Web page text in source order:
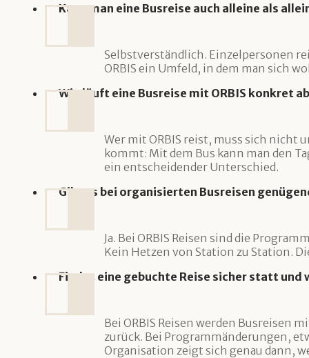
Kann man eine Busreise auch alleine als
Selbstverständlich. Einzelpersonen
ORBIS ein Umfeld, in dem man sich
Wie läuft eine Busreise mit ORBIS konkret
Wer mit ORBIS reist, muss sich nicht
kommt: Mit dem Bus kann man den
ein entscheidender Unterschied.
Gibt es bei organisierten Busreisen
Ja. Bei ORBIS Reisen sind die
Kein Hetzen von Station zu Station.
Findet eine gebuchte Reise sicher statt und
Bei ORBIS Reisen werden
zurück. Bei Programmänderungen,
Organisation zeigt sich genau dann,